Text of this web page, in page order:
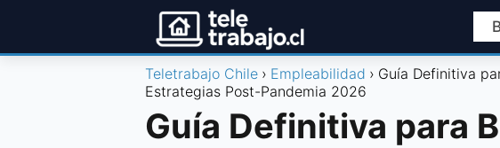
Teletrabajo Chile Empleabilidad
Guía Definitiva
Estrategias Post-Pandemia 2026
Guía Definitiva para